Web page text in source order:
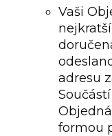
Vaši
adresu
formou